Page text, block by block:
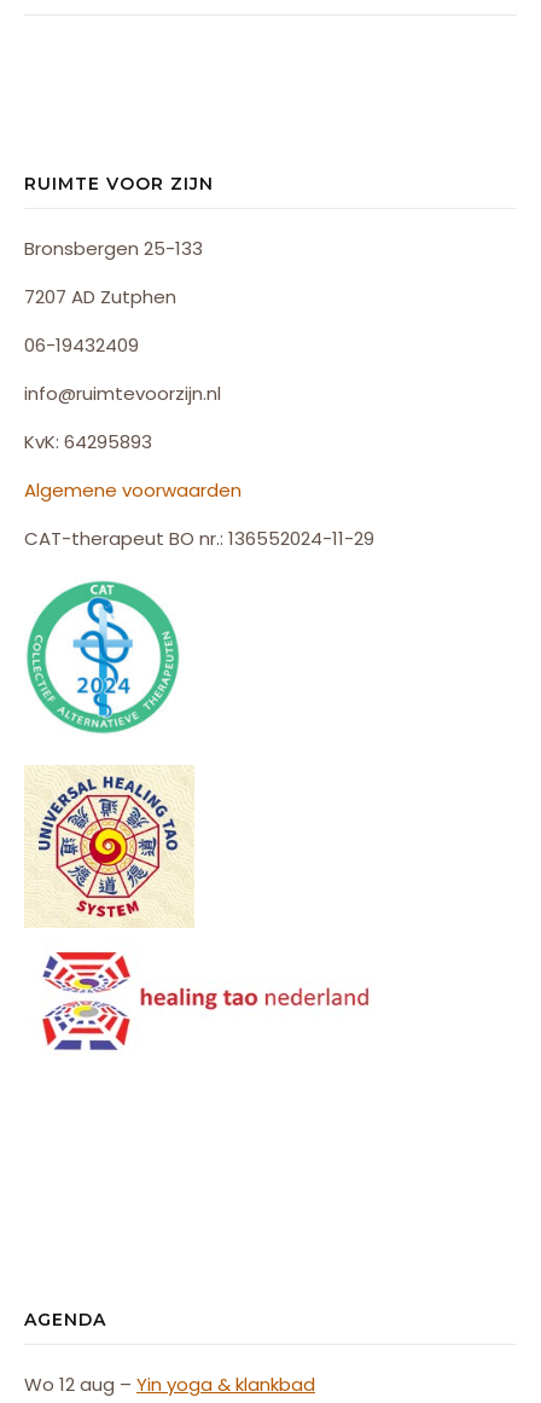
RUIMTE VOOR ZIJN
Bronsbergen 25-133
7207 AD Zutphen
06-19432409
info@ruimtevoorzijn.nl
KvK: 64295893
Algemene voorwaarden
CAT-therapeut BO nr.: 136552024-11-29
AGENDA
Wo 12 aug – Yin yoga & klankbad